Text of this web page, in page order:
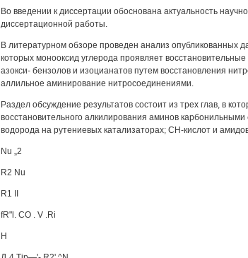
Во введении к диссертации обоснована актуальность
диссертационной работы.
В литературном обзоре проведен анализ опубликованных
которых монооксид углерода проявляет
азокси- бензолов и изоцианатов путем восстановления
аллильное аминирование нитросоединениями.
Раздел обсуждение результатов состоит из трех глав, в
восстановительного алкилирования аминов
водорода на рутениевых катализаторах; СН-кислот и
Nu „2
R2 Nu
R1 II
fR"l. CO . V .Ri
H